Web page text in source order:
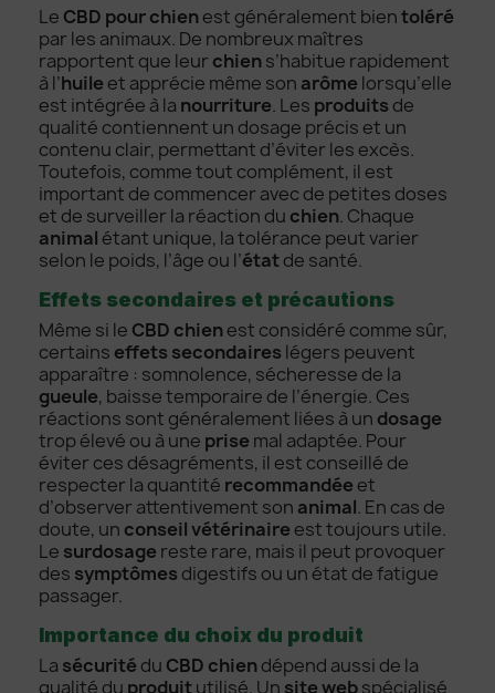
Le CBD pour chienest généralement bientoléré
par les animaux. De nombreux maîtres
rapportent que leur chiens’habitue rapidement
à l’huile et apprécie même son arôme lorsqu’elle
est intégrée à la nourriture. Les produits de
qualité contiennent un dosage précis et un
contenu clair, permettant d’éviter les excès.
Toutefois, comme tout complément, il est
important de commencer avec de petites doses
et de surveiller la réaction du chien. Chaque
animal étant unique, la tolérance peut varier
selon le poids, l’âge ou l’étatde santé.
Effets secondaires et précautions
Même si le CBD chienest considéré comme sûr,
certains effets secondaires légers peuvent
apparaître : somnolence, sécheresse de la
gueule, baisse temporaire de l’énergie. Ces
réactions sont généralement liées à un dosage
trop élevé ou à une prise mal adaptée. Pour
éviter ces désagréments, il est conseillé de
respecter la quantité recommandée et
d’observer attentivement son animal. En cas de
doute, un conseil vétérinaire est toujours utile.
Le surdosage reste rare, mais il peut provoquer
des symptômes digestifs ou un état de fatigue
passager.
Importance du choix du produit
La sécurité du CBD chiendépend aussi de la
qualité du produitutilisé. Un site webspécialisé